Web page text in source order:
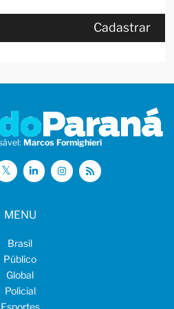
Cadastrar
Marcos Formighieri
MENU
Brasil
Público
Global
Policial
Esportes